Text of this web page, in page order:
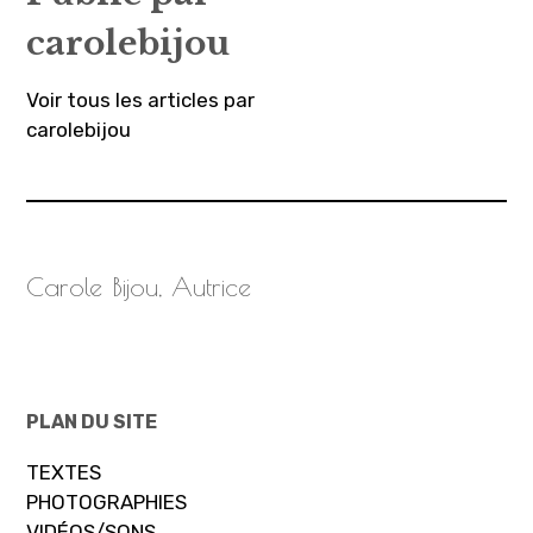
carolebijou
Voir tous les articles par
carolebijou
Carole Bijou, Autrice
PLAN DU SITE
TEXTES
PHOTOGRAPHIES